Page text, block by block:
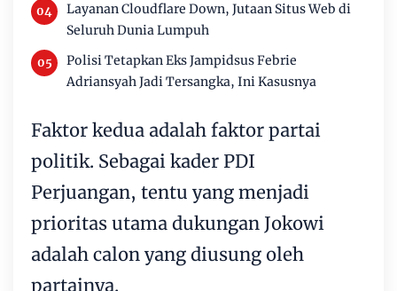
Layanan Cloudflare Down, Jutaan Situs Web di
Seluruh Dunia Lumpuh
Polisi Tetapkan Eks Jampidsus Febrie
Adriansyah Jadi Tersangka, Ini Kasusnya
Faktor kedua adalah faktor partai
politik. Sebagai kader PDI
Perjuangan, tentu yang menjadi
prioritas utama dukungan Jokowi
adalah calon yang diusung oleh
partainya.